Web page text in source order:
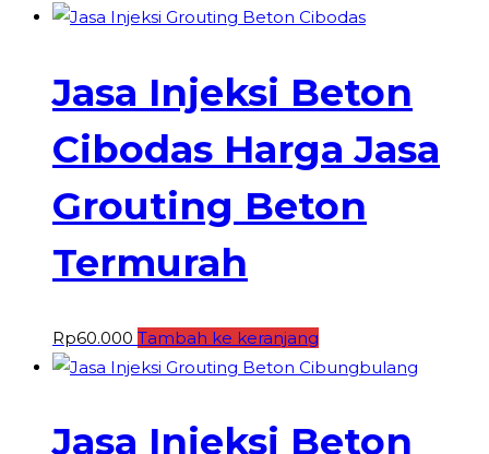
Jasa Injeksi Beton
Cibodas Harga Jasa
Grouting Beton
Termurah
Rp60.000 Tambah ke keranjang
Jasa Injeksi Beton